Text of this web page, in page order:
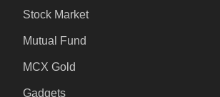
Stock Market
Mutual Fund
MCX Gold
Gadgets